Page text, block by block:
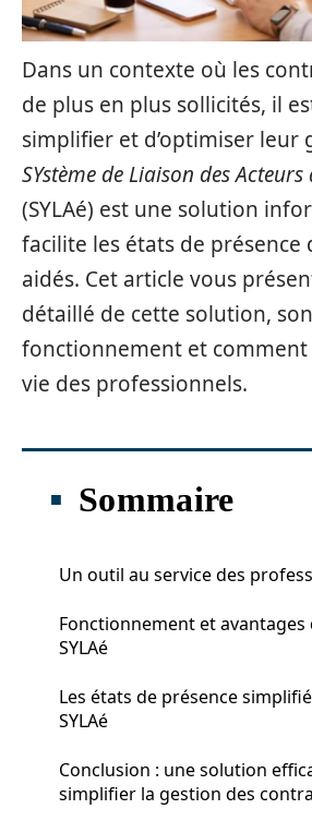
Dans un contexte où les
de plus en plus sollicités, il
simplifier et d’optimiser leur
SYstème de Liaison des Acteurs
(SYLAé) est une solution
facilite les états de présence
aidés. Cet article vous
détaillé de cette solution, son
fonctionnement et comment
vie des professionnels.
Sommaire
Un outil au service des
Fonctionnement et avantages
SYLAé
Les états de présence
SYLAé
Conclusion : une solution
simplifier la gestion des